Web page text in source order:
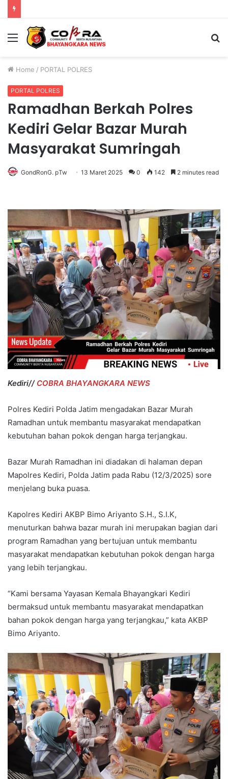
Menu
Home / PORTAL POLRES
PORTAL POLRES
Ramadhan Berkah Polres
Kediri Gelar Bazar Murah
Masyarakat Sumringah
GondRonG. pTw 13 Maret 2025 0 142 2 minutes read
Kediri// COBRA BHAYANGKARA NEWS
Polres Kediri Polda Jatim mengadakan Bazar Murah
Ramadhan untuk membantu masyarakat mendapatkan
kebutuhan bahan pokok dengan harga terjangkau.
Bazar Murah Ramadhan ini diadakan di halaman depan
Mapolres Kediri, Polda Jatim pada Rabu (12/3/2025) sore
menjelang buka puasa.
Kapolres Kediri AKBP Bimo Ariyanto S.H., S.I.K,
menuturkan bahwa bazar murah ini merupakan bagian dari
program Ramadhan yang bertujuan untuk membantu
masyarakat mendapatkan kebutuhan pokok dengan harga
yang lebih terjangkau.
“Kami bersama Yayasan Kemala Bhayangkari Kediri
bermaksud untuk membantu masyarakat mendapatkan
bahan pokok dengan harga yang terjangkau,” kata AKBP
Bimo Ariyanto.